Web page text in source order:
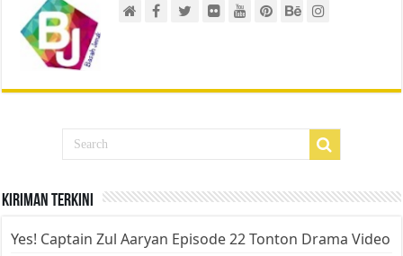
Kiriman Terkini
Yes! Captain Zul Aaryan Episode 22 Tonton Drama Video